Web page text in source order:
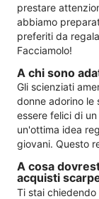
prestare
abbiamo
preferiti da
Facciamolo!
A chi sono
Gli scienziati
donne adorino le
essere felici di
un'ottima idea
giovani. Questo
A cosa
acquisti
Ti stai